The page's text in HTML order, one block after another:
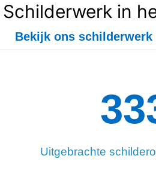
Schilderwerk in
Bekijk ons
Uitgebrachte